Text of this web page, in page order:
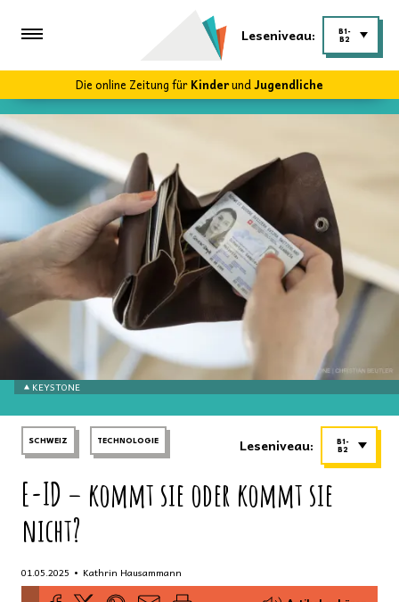
Leseniveau:
B1-
B2
Die online Zeitung fürKinderundJugendliche
KEYSTONE
SCHWEIZ TECHNOLOGIE Leseniveau:
B1-
B2
E-ID – kommt sie oder kommt sie
nicht?
01.05.2025 • Kathrin Hausammann